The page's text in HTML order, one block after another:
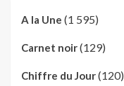
A la Une (1 595)
Carnet noir(129)
Chiffre du Jour(120)